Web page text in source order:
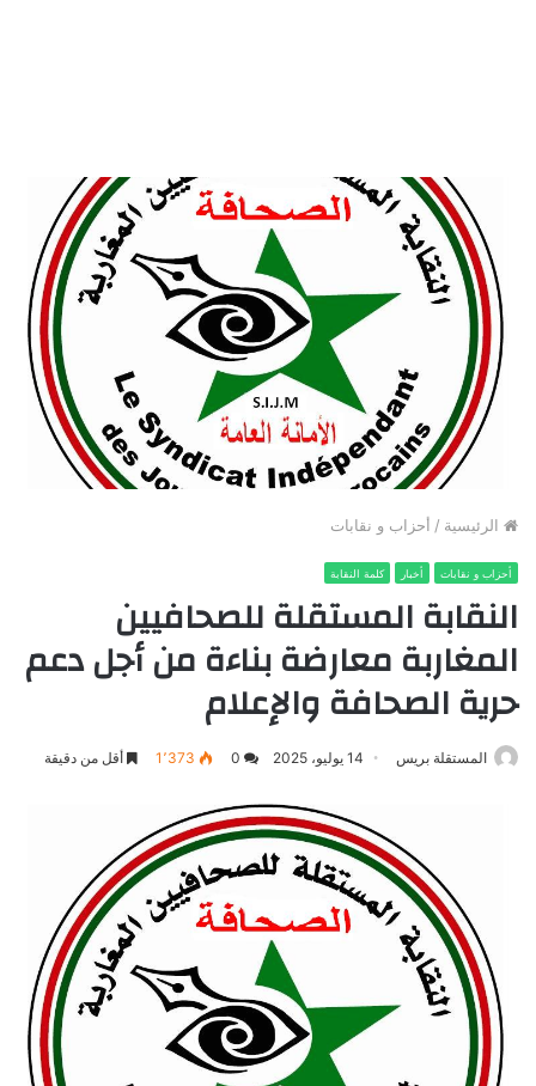
الرئيسية / أحزاب و نقابات
أحزاب و نقابات أخبار كلمة النقابة
النقابة المستقلة للصحافيين
المغاربة معارضة بناءة من أجل دعم
حرية الصحافة والإعلام
المستقلة بريس 14 يوليو، 2025 0 1٬373 أقل من دقيقة